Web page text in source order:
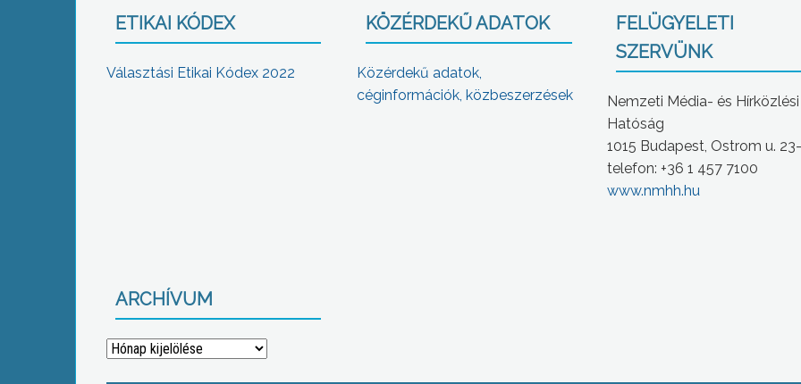
ETIKAI KÓDEX
Választási Etikai Kódex 2022
KÖZÉRDEKŰ ADATOK
Közérdekű adatok,
céginformációk, közbeszerzések
FELÜGYELETI
SZERVÜNK
Nemzeti Média- és Hírközlési
Hatóság
1015 Budapest, Ostrom u.
telefon: +36 1 457 7100
www.nmhh.hu
ARCHÍVUM
Archívum